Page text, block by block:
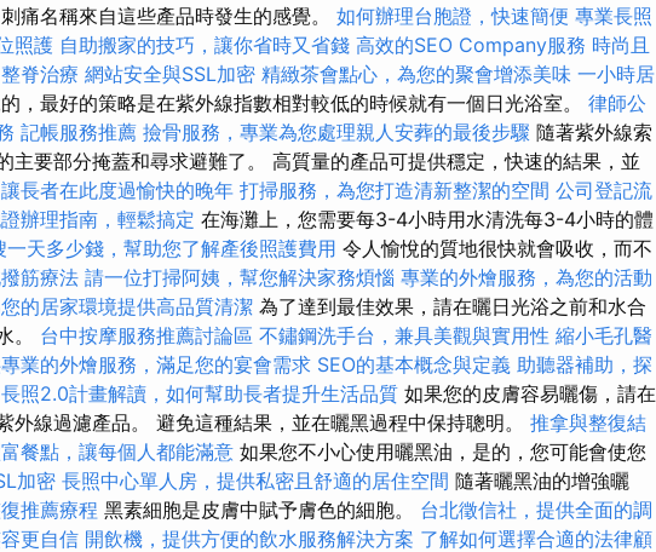
刺痛名稱來自這些產品時發生的感覺。 如何辦理台胞證，快速簡便 專業長照
照護 自助搬家的技巧，讓你省時又省錢 高效的SEO Company服務 時尚且
整脊治療 網站安全與SSL加密 精緻茶會點心，為您的聚會增添美味 一小時居
，最好的策略是在紫外線指數相對較低的時候就有一個日光浴室。 律師公
記帳服務推薦 撿骨服務，專業為您處理親人安葬的最後步驟 隨著紫外線索
主要部分掩蓋和尋求避難了。 高質量的產品可提供穩定，快速的結果，並
長者在此度過愉快的晚年 打掃服務，為您打造清新整潔的空間 公司登記流
辦理指南，輕鬆搞定 在海灘上，您需要每3-4小時用水清洗每3-4小時的體
一天多少錢，幫助您了解產後照護費用 令人愉悅的質地很快就會吸收，而不
筋療法 請一位打掃阿姨，幫您解決家務煩惱 專業的外燴服務，為您的活動
的居家環境提供高品質清潔 為了達到最佳效果，請在曬日光浴之前和水合
。 台中按摩服務推薦討論區 不鏽鋼洗手台，兼具美觀與實用性 縮小毛孔醫
業的外燴服務，滿足您的宴會需求 SEO的基本概念與定義 助聽器補助，探
長照2.0計畫解讀，如何幫助長者提升生活品質 如果您的皮膚容易曬傷，請在
外線過濾產品。 避免這種結果，並在曬黑過程中保持聰明。 推拿與整復結
餐點，讓每個人都能滿意 如果您不小心使用曬黑油，是的，您可能會使您
加密 長照中心單人房，提供私密且舒適的居住空間 隨著曬黑油的增強曬
推薦療程 黑素細胞是皮膚中賦予膚色的細胞。 台北徵信社，提供全面的調
更自信 開飲機，提供方便的飲水服務解決方案 了解如何選擇合適的法律顧